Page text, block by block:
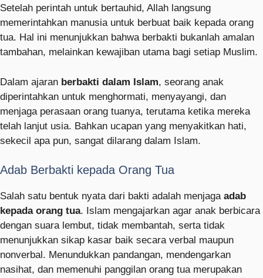
Setelah perintah untuk bertauhid, Allah langsung
memerintahkan manusia untuk berbuat baik kepada orang
tua. Hal ini menunjukkan bahwa berbakti bukanlah amalan
tambahan, melainkan kewajiban utama bagi setiap Muslim.
Dalam ajaran berbakti dalam Islam, seorang anak
diperintahkan untuk menghormati, menyayangi, dan
menjaga perasaan orang tuanya, terutama ketika mereka
telah lanjut usia. Bahkan ucapan yang menyakitkan hati,
sekecil apa pun, sangat dilarang dalam Islam.
Adab Berbakti kepada Orang Tua
Salah satu bentuk nyata dari bakti adalah menjaga adab
kepada orang tua. Islam mengajarkan agar anak berbicara
dengan suara lembut, tidak membantah, serta tidak
menunjukkan sikap kasar baik secara verbal maupun
nonverbal. Menundukkan pandangan, mendengarkan
nasihat, dan memenuhi panggilan orang tua merupakan